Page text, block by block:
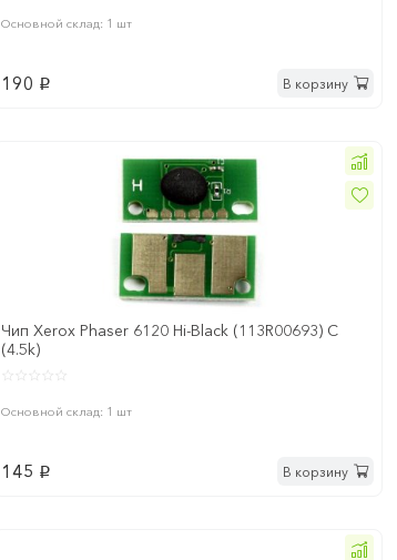
Основной склад: 1 шт
190 p В корзину
Чип Xerox Phaser 6120 Hi-Black (113R00693) C
(4.5k)
Основной склад: 1 шт
145 p В корзину